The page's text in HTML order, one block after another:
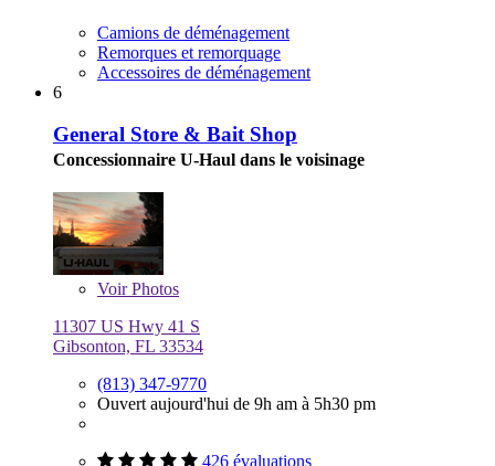
Camions de déménagement
Remorques et remorquage
Accessoires de déménagement
6
General Store & Bait Shop
Concessionnaire U-Haul dans le voisinage
VoirPhotos
11307 US Hwy 41 S
Gibsonton, FL 33534
(813) 347-9770
Ouvert aujourd'hui de 9h am à 5h30 pm
426 évaluations